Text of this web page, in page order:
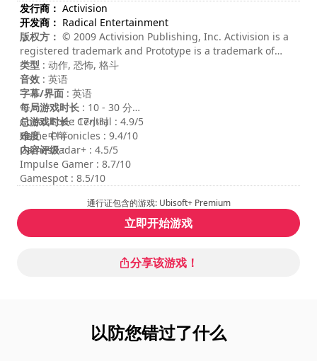
发行商： Activision
开发商： Radical Entertainment
版权方： © 2009 Activision Publishing, Inc. Activision is a
registered trademark and Prototype is a trademark of
Activision Publishing, Inc. All rights reserved. Activision
Publishing, Inc. PO Box 67713 Los Angeles, CA 90067.
33293.206.US. Windows, the Windows Vista Start button
and Xbox 360 are trademarks of the Microsoft group of
companies, and 'Games for Windows' and the Windows
Vista Start button logo are used under license from
Microsoft.
类型 : 动作, 恐怖, 格斗
音效 : 英语
字幕/界面 : 英语
每局游戏时长 : 10 - 30 分钟
总游戏时长: 17小时
难度: 中等
内容评级:
Cheat Code Central : 4.9/5
Game Chronicles : 9.4/10
GamesRadar+ : 4.5/5
Impulse Gamer : 8.7/10
Gamespot : 8.5/10
通行证包含的游戏: Ubisoft+ Premium
立即开始游戏
分享该游戏！
以防您错过了什么